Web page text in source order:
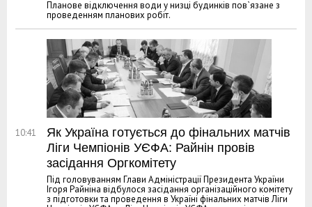
Планове відключення води у низці будинків пов`язане з
проведенням планових робіт.
10:41
Як Україна готується до фінальних матчів
Ліги Чемпіонів УЄФА: Райнін провів
засідання Оргкомітету
Під головуванням Глави Адміністрації Президента України
Ігоря Райніна відбулося засідання організаційного комітету
з підготовки та проведення в Україні фінальних матчів Ліги